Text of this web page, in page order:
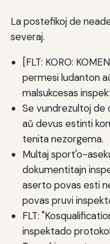
La postefikoj de
severaj.
[FLT: KORO:
permesi ludanton
malsukcesas
Se vundrezultoj de
aŭ devus estinti
tenita nezorgema.
Multaj sport'o-
dokumentitajn
aserto povas esti
povas pruvi
FLT:
inspektado